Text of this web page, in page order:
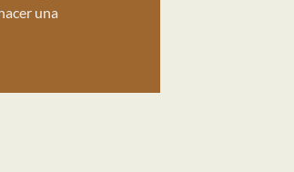
una